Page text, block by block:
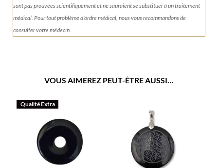
sont pas prouvées scientifiquement et ne sauraient se substituer à un traitement
médical. Pour tout problème d'ordre médical, nous vous recommandons de
consulter votre médecin.
VOUS AIMEREZ PEUT-ÊTRE AUSSI…
Qualité Extra